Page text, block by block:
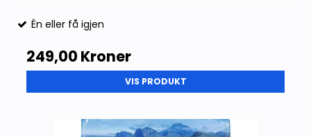
Én eller få igjen
249,00 Kroner
VIS PRODUKT